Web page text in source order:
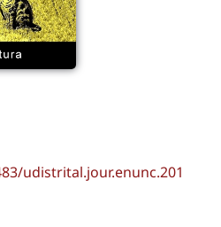
udistrital.jour.enunc.201